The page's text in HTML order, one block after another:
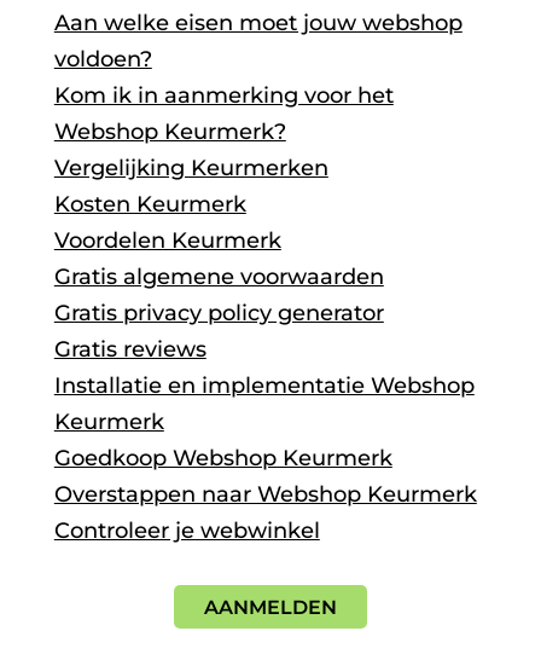
Aan welke eisen moet jouw webshop
voldoen?
Kom ik in aanmerking voor het
Webshop Keurmerk?
Vergelijking Keurmerken
Kosten Keurmerk
Voordelen Keurmerk
Gratis algemene voorwaarden
Gratis privacy policy generator
Gratis reviews
Installatie en implementatie Webshop
Keurmerk
Goedkoop Webshop Keurmerk
Overstappen naar Webshop Keurmerk
Controleer je webwinkel
AANMELDEN